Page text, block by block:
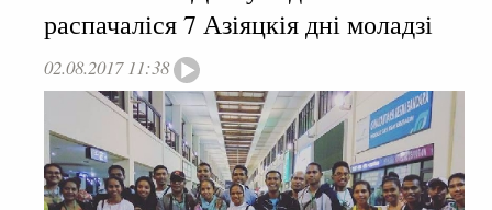
распачаліся 7 Азіяцкія дні моладзі
02.08.2017 11:38